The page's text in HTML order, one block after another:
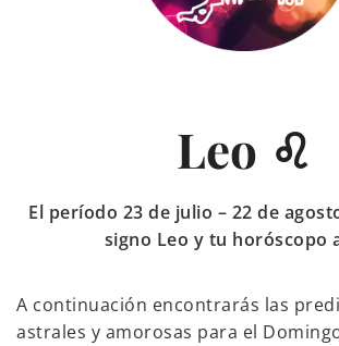
Leo ♌
El período 23 de julio – 22 de
signo Leo y tu horóscopo
A continuación encontrarás las
astrales y amorosas para el